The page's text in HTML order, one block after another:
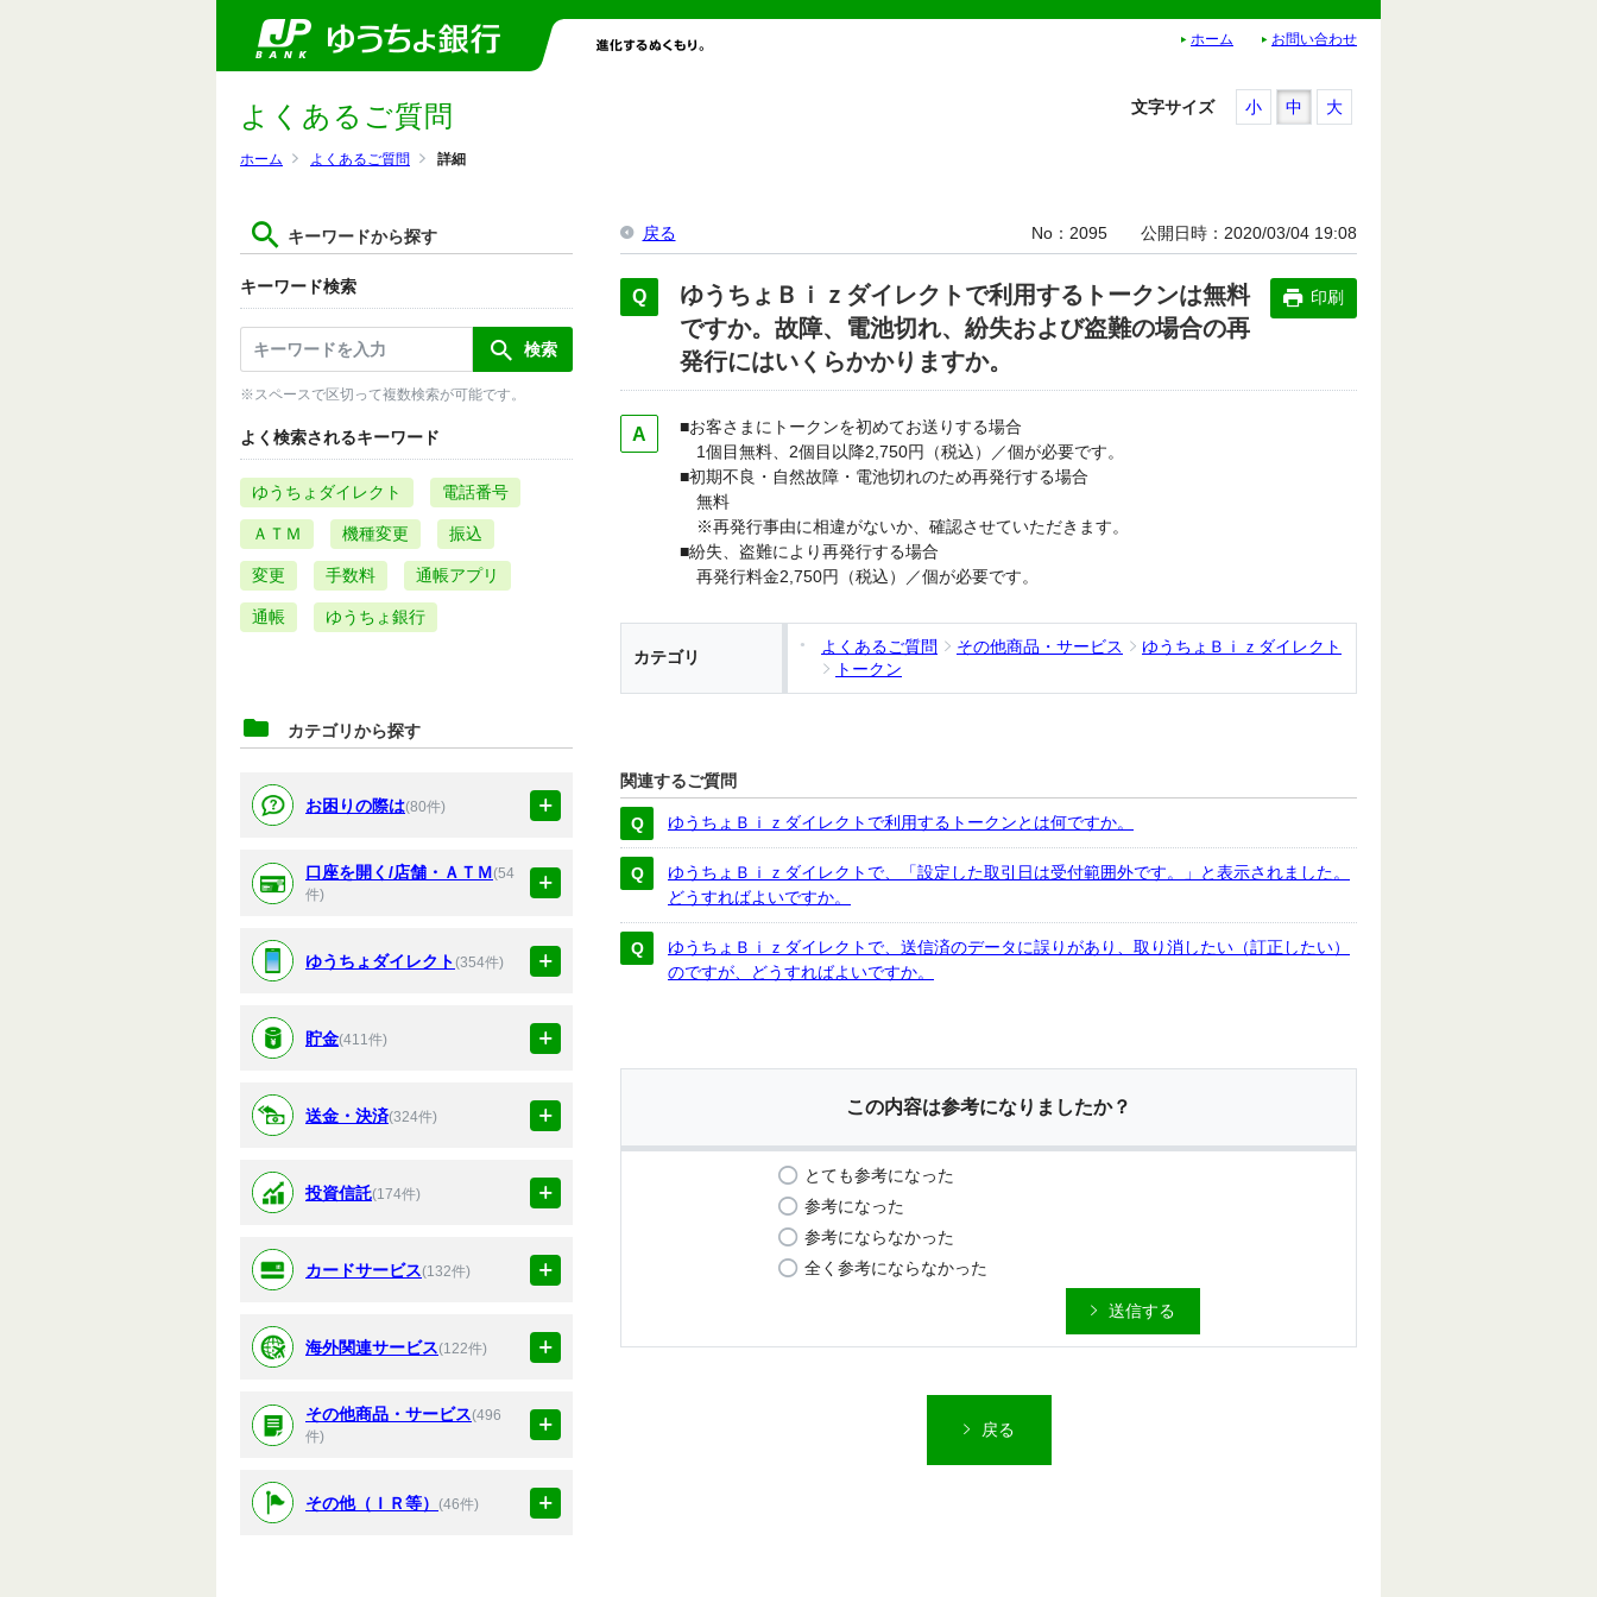
ホーム お問い合わせ
ホーム よくあるご質問 詳細
よくあるご質問
キーワードから探す
キーワード検索
※スペースで区切って複数検索が可能です。
よく検索されるキーワード
ゆうちょダイレクト 電話番号
ＡＴＭ 機種変更 振込
変更 手数料 通帳アプリ
通帳 ゆうちょ銀行
カテゴリから探す
お困りの際は(80件)
口座を開く/店舗・ＡＴＭ(54
件)
ゆうちょダイレクト(354件)
貯金(411件)
送金・決済(324件)
投資信託(174件)
カードサービス(132件)
海外関連サービス(122件)
その他商品・サービス(496
件)
その他（ＩＲ等） (46件)
文字サイズ 小 中 大
戻る No 2095 公開日時 2020/03/04 19:08
ゆうちょＢｉｚダイレクトで利用するトークンは無料
ですか。故障、電池切れ、紛失および盗難の場合の再
発行にはいくらかかりますか。
印刷
■お客さまにトークンを初めてお送りする場合
1個目無料、2個目以降2,750円（税込）／個が必要です。
■初期不良・自然故障・電池切れのため再発行する場合
無料
※再発行事由に相違がないか、確認させていただきます。
■紛失、盗難により再発行する場合
再発行料金2,750円（税込）／個が必要です。
カテゴリ
よくあるご質問 その他商品・サービス
ゆうちょＢｉｚダイレクト
トークン
関連するご質問
ゆうちょＢｉｚダイレクトで利用するトークンとは何ですか。
ゆうちょＢｉｚダイレクトで、「設定した取引日は受付範囲外です。」と表示されました。
どうすればよいですか。
ゆうちょＢｉｚダイレクトで、送信済のデータに誤りがあり、取り消したい（訂正したい）
のですが、どうすればよいですか。
この内容は参考になりましたか？
とても参考になった
参考になった
参考にならなかった
全く参考にならなかった
送信する
戻る